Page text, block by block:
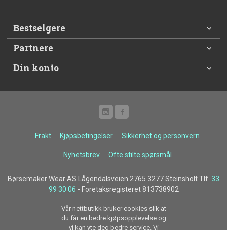
Bestselgere
Partnere
Din konto
Frakt Kjøpsbetingelser Sikkerhet og personvern
Nyhetsbrev Ofte stilte spørsmål
Børsemaker Wear AS Lågendalsveien 2765 3277 Steinsholt Tlf. 33
99 30 06 - Foretaksregisteret 813738902
Vår nettbutikk bruker cookies slik at
du får en bedre kjøpsopplevelse og
vi kan yte deg bedre service. Vi